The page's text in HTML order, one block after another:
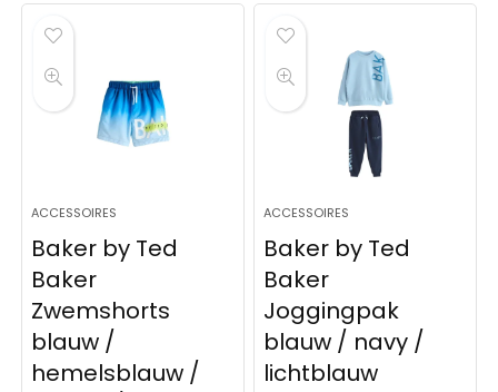
ACCESSOIRES
Baker by Ted
Baker
Zwemshorts
blauw /
hemelsblauw /
ACCESSOIRES
Baker by Ted
Baker
Joggingpak
blauw / navy /
lichtblauw